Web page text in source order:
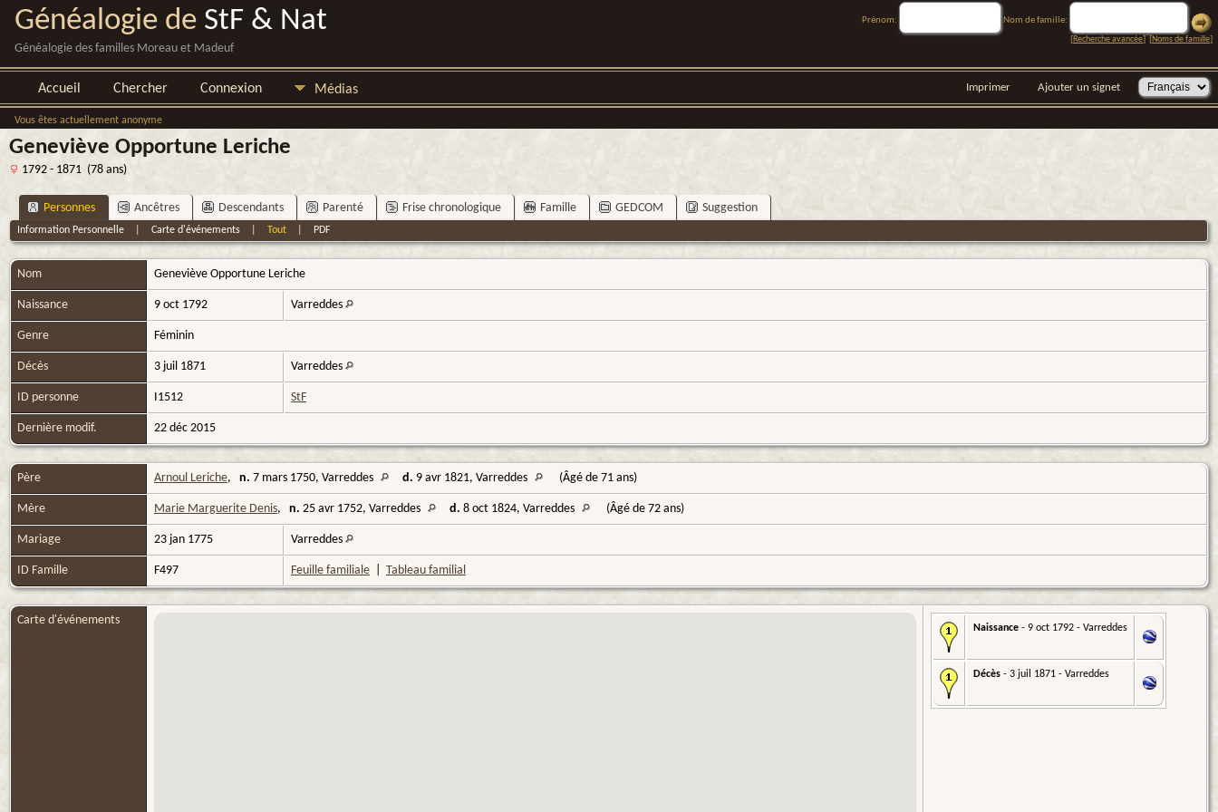
Généalogie de StF & Nat
Généalogie des familles Moreau et Madeuf
Prénom:
Nom de famille:
[Recherche avancée] [Noms de famille]
Accueil Chercher Connexion Médias Imprimer Ajouter un signet
Vous êtes actuellement anonyme
Geneviève Opportune Leriche
1792 - 1871 (78 ans)
Personnes Ancêtres Descendants Parenté Frise chronologique Famille GEDCOM Suggestion
Information Personnelle |Carte d'événements |Tout PDF
Nom Geneviève Opportune Leriche
Naissance 9 oct 1792 Varreddes
Genre Féminin
Décès 3 juil 1871 Varreddes
ID personne I1512 StF
Dernière modif. 22 déc 2015
Père Arnoul Leriche, n. 7 mars 1750, Varreddes d. 9 avr 1821, Varreddes (Âgé de 71 ans)
Mère Marie Marguerite Denis, n. 25 avr 1752, Varreddes d. 8 oct 1824, Varreddes (Âgé de 72 ans)
Mariage 23 jan 1775 Varreddes
ID Famille F497 Feuille familiale Tableau familial
Carte d'événements
Naissance - 9 oct 1792 - Varreddes
Décès - 3 juil 1871 - Varreddes